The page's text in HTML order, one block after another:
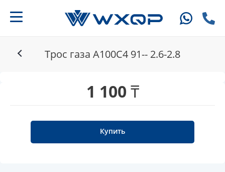
Трос газа A100C4 91-- 2.6-2.8
1 100 ₸
Купить